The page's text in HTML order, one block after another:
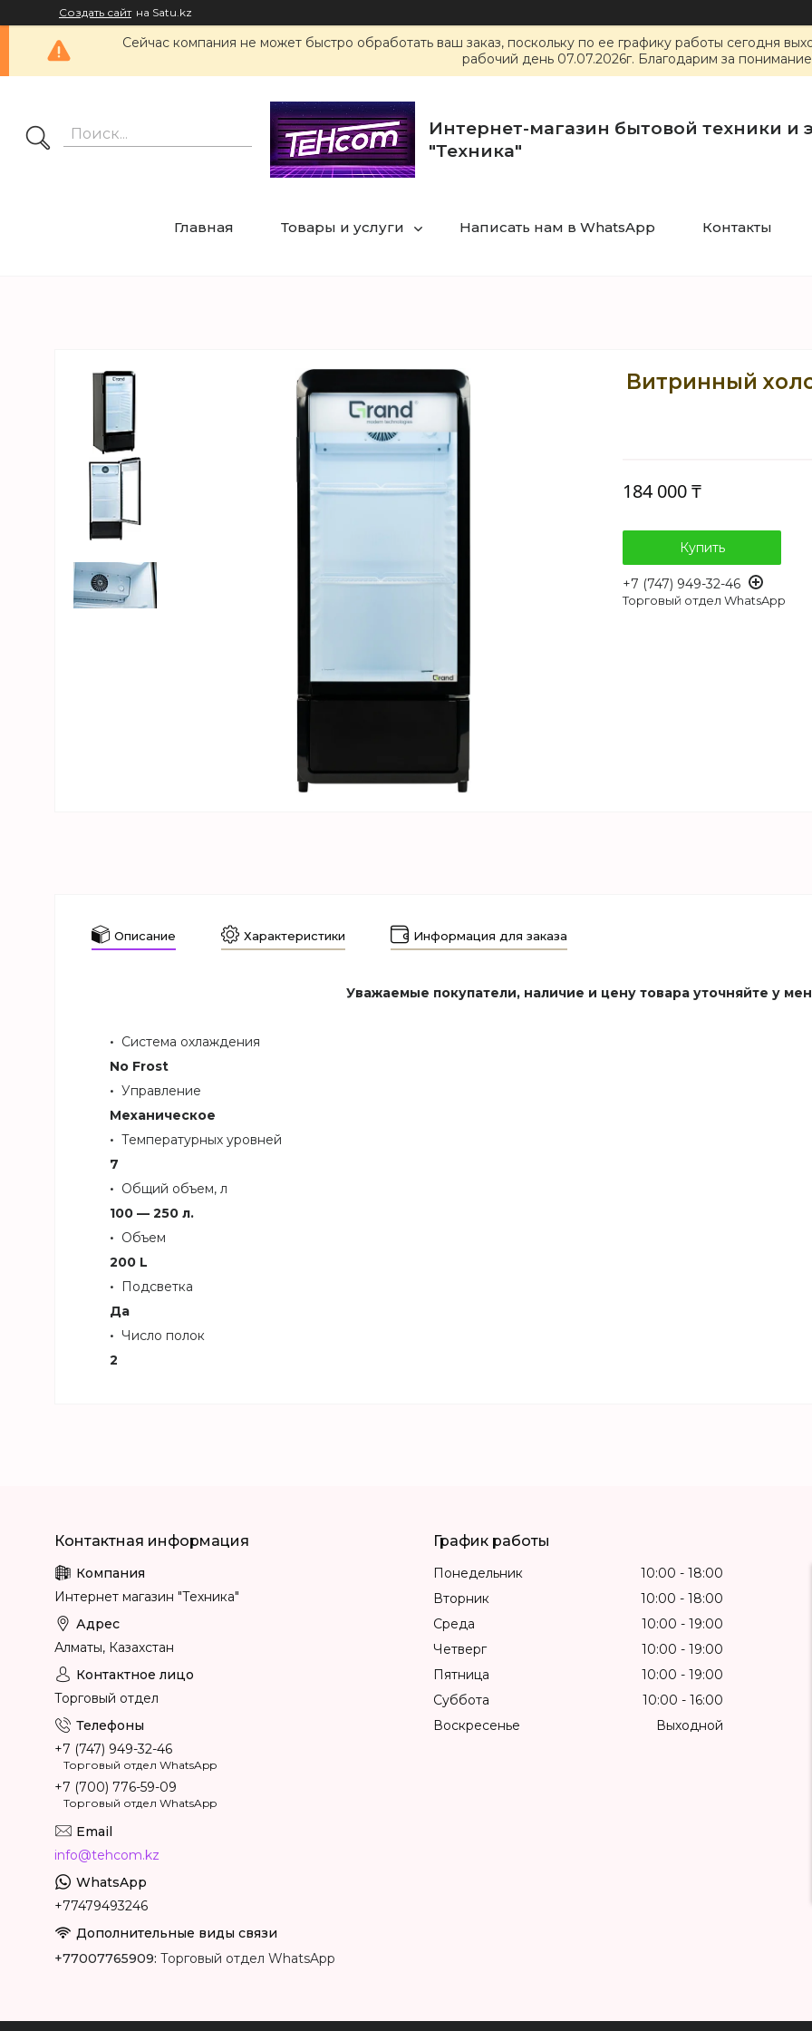
Создать сайт на Satu.kz
Сейчас компания не может быстро обработать ваш заказ, поскольку по ее графику работы сегодня
рабочий день 07.07.2026г. Благодарим за
Интернет-магазин бытовой техники и
"Техника"
Главная Товары и услуги Написать нам в WhatsApp Контакты
Витринный
184 000 ₸
Купить
+7 (747) 949-32-46
Торговый отдел WhatsApp
Описание Характеристики Информация для заказа
Уважаемые покупатели, наличие и цену товара уточняйте у
Система охлаждения
No Frost
Управление
Механическое
Температурных уровней
7
Общий объем, л
100 — 250 л.
Объем
200 L
Подсветка
Да
Число полок
2
Интернет магазин "Техника"
Алматы, Казахстан
Торговый отдел
+7 (747) 949-32-46
Торговый отдел WhatsApp
+7 (700) 776-59-09
Торговый отдел WhatsApp
info@tehcom.kz
+77479493246
+77007765909 Торговый отдел WhatsApp
График работы
Понедельник 10:00
18:00
Вторник
10:00
18:00
Среда
10:00
19:00
Четверг
10:00
19:00
Пятница
10:00
19:00
Суббота
10:00
16:00
Воскресенье
Выходной